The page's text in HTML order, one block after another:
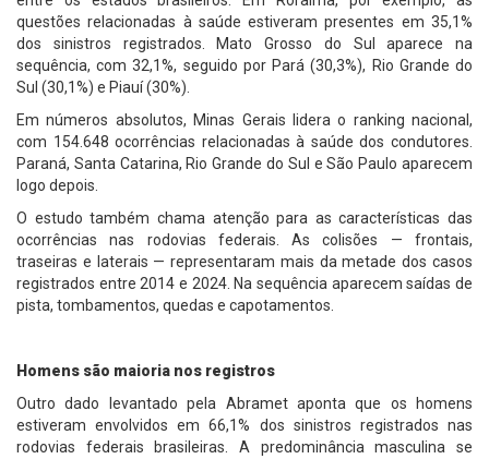
questões relacionadas à saúde estiveram presentes em 35,1%
dos sinistros registrados. Mato Grosso do Sul aparece na
sequência, com 32,1%, seguido por Pará (30,3%), Rio Grande do
Sul (30,1%) e Piauí (30%).
Em números absolutos, Minas Gerais lidera o ranking nacional,
com 154.648 ocorrências relacionadas à saúde dos condutores.
Paraná, Santa Catarina, Rio Grande do Sul e São Paulo aparecem
logo depois.
O estudo também chama atenção para as características das
ocorrências nas rodovias federais. As colisões — frontais,
traseiras e laterais — representaram mais da metade dos casos
registrados entre 2014 e 2024. Na sequência aparecem saídas de
pista, tombamentos, quedas e capotamentos.
Homens são maioria nos registros
Outro dado levantado pela Abramet aponta que os homens
estiveram envolvidos em 66,1% dos sinistros registrados nas
rodovias federais brasileiras. A predominância masculina se